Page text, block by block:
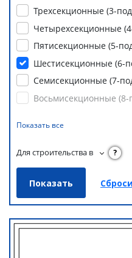
Трехсекционные (3-
Четырехсекционные
Пятисекционные (5-
Шестисекционные (6-
Семисекционные (7-
Восьмисекционные
Показать все
Для строительства в ?